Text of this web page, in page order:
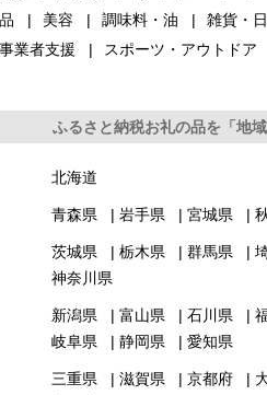
美容 調味料・油 雑貨・
業者支援
スポーツ・アウトドア
ふるさと納税お礼の品を「地
北海道
青森県 岩手県 宮城県
茨城県 栃木県 群馬県
神奈川県
新潟県 富山県 石川県
岐阜県
静岡県 愛知県
三重県 滋賀県 京都府